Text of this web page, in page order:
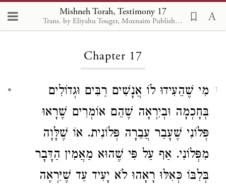
Mishneh Torah, Testimony 17
Trans. by Eliyahu Touger, Moznaim Publishing
Loading...
Chapter 17
1
מִי שֶׁהֵעִידוּ לוֹ אֲנָשִׁים רַבִּים וּגְדוֹלִים
בְּחָכְמָה וּבְיִרְאָה שֶׁהֵם אוֹמְרִים שֶׁרָאוּ
פְּלוֹנִי שֶׁעָבַר עֲבֵרָה פְּלוֹנִית. אוֹ שֶׁלָּוָה
מִפְּלוֹנִי. אַף עַל פִּי שֶׁהוּא מַאֲמִין הַדָּבָר
בְּלִבּוֹ כְּאִלּוּ רָאָהוּ לֹא יָעִיד עַד שֶׁיִּרְאֶה